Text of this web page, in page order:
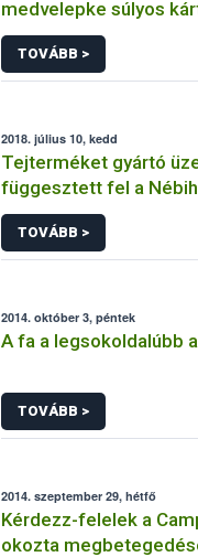
medvelepke súlyos
TOVÁBB >
2018. július 10, kedd
Tejterméket gyártó
függesztett fel a Nébih
TOVÁBB >
2014. október 3, péntek
A fa a legsokoldalúbb
TOVÁBB >
2014. szeptember 29, hétfő
Kérdezz-felelek a
okozta